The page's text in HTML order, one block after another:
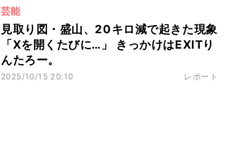
芸能
見取り図・盛山、20キロ減で起きた現象
「Xを開くたびに…」 きっかけはEXITり
んたろー。
2025/10/15 20:10 レポート